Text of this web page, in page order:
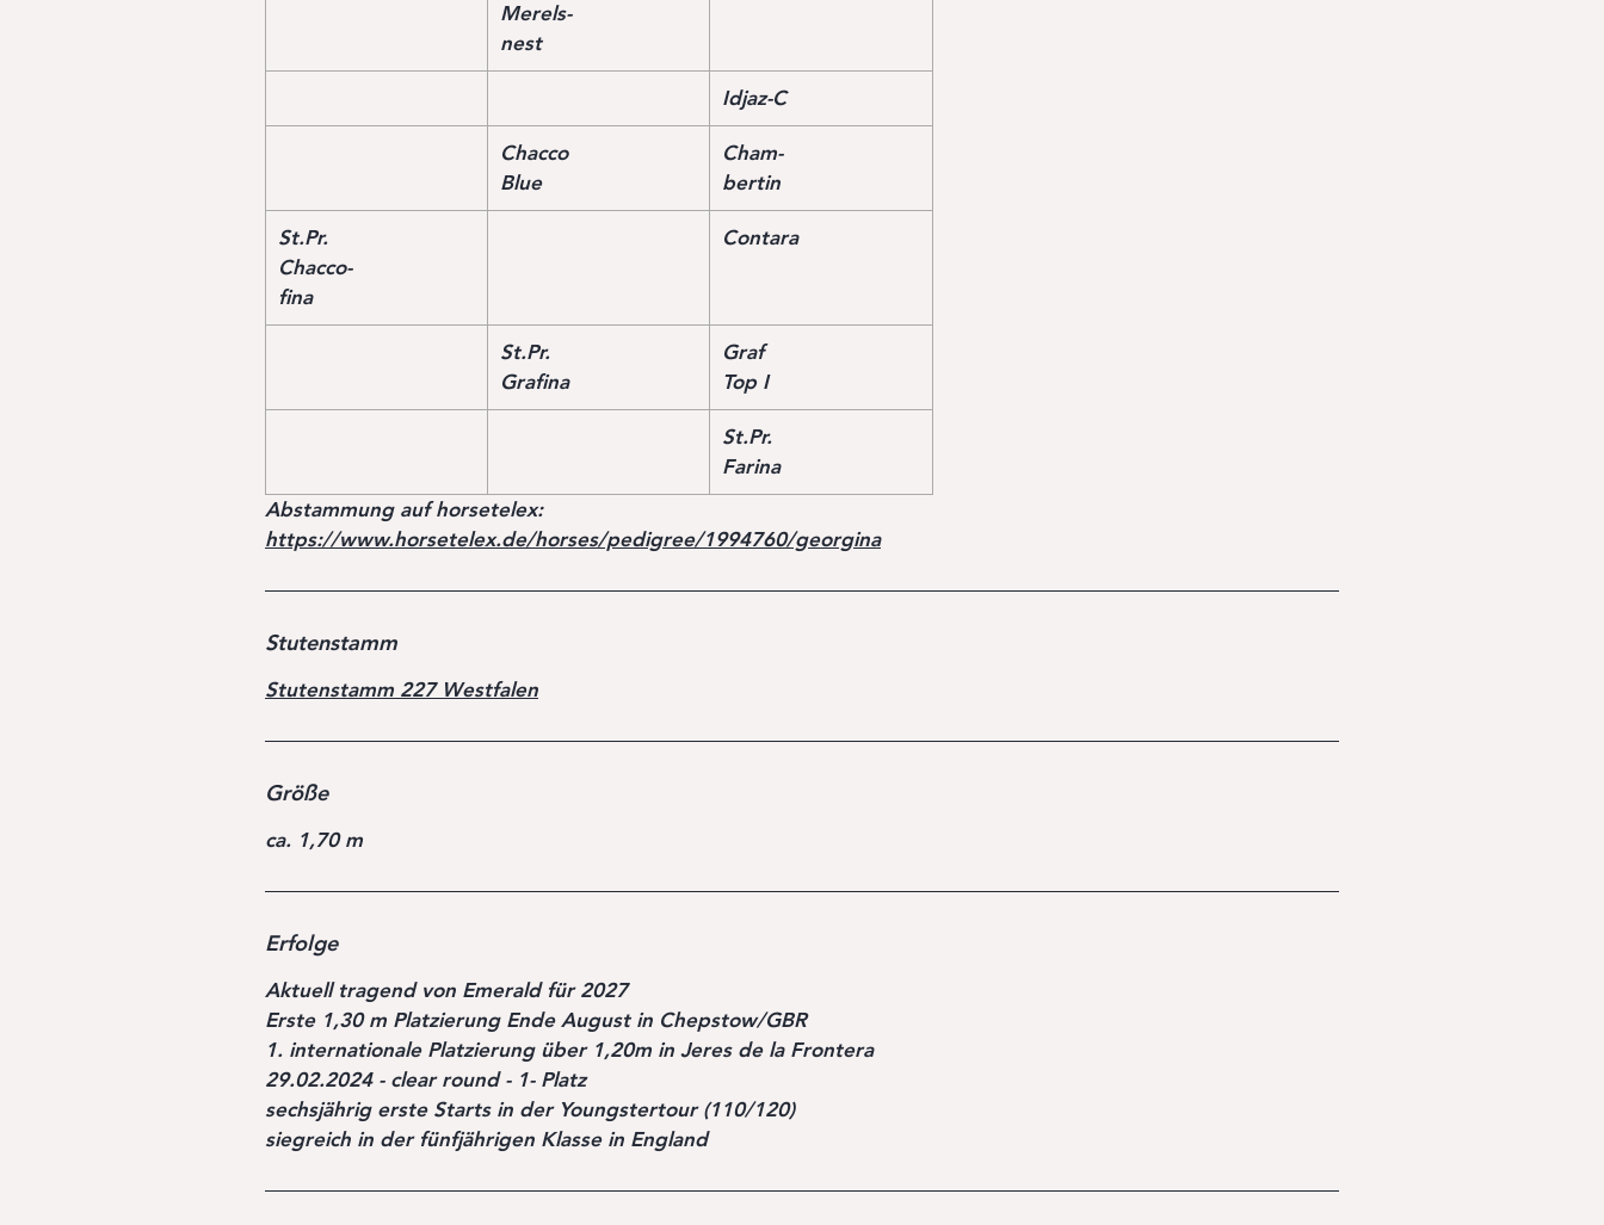
Merels-
nest
Idjaz-C
Chacco
Blue
Cham-
bertin
St.Pr.
Chacco-
fina
Contara
St.Pr.
Grafina
Graf
Top I
St.Pr.
Farina
Abstammung auf horsetelex:
https://www.horsetelex.de/horses/pedigree/1994760/georgina
Stutenstamm
Stutenstamm 227 Westfalen
Größe
ca. 1,70 m
Erfolge
Aktuell tragend von Emerald für 2027
Erste 1,30 m Platzierung Ende August in Chepstow/GBR
1. internationale Platzierung über 1,20m in Jeres de la Frontera
29.02.2024 - clear round - 1- Platz
sechsjährig erste Starts in der Youngstertour (110/120)
siegreich in der fünfjährigen Klasse in England